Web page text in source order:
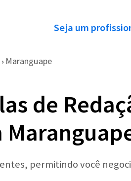
Seja um
› Maranguape
de
permitindo você